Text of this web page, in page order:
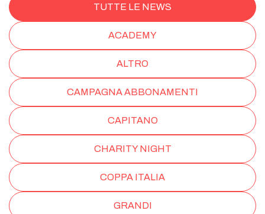
TUTTE LE NEWS
ACADEMY
ALTRO
CAMPAGNA ABBONAMENTI
CAPITANO
CHARITY NIGHT
COPPA ITALIA
GRANDI